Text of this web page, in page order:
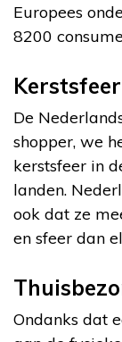
Europees
8200
Kerstsfeer
De
shopper, we
kerstsfeer in
landen.
ook dat ze
en sfeer dan
Ondanks dat